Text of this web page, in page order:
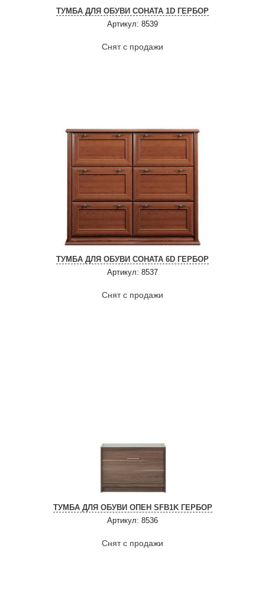
ТУМБА ДЛЯ ОБУВИ СОНАТА 1D ГЕРБОР
Артикул: 8539
Снят с продажи
ТУМБА ДЛЯ ОБУВИ СОНАТА 6D ГЕРБОР
Артикул: 8537
Снят с продажи
ТУМБА ДЛЯ ОБУВИ ОПЕН SFB1K ГЕРБОР
Артикул: 8536
Снят с продажи